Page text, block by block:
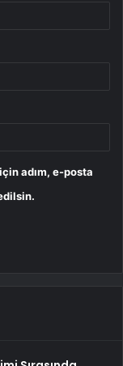
adım, e-posta